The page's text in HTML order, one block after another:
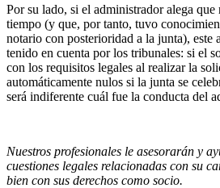
Por su lado, si el administrador alega
tiempo (y que, por tanto, tuvo
notario con posterioridad a la junta), este
tenido en cuenta por los tribunales: si el
con los requisitos legales al realizar la
automáticamente nulos si la junta se
será indiferente cuál fue la conducta del
Nuestros profesionales le asesorarán y
cuestiones legales relacionadas con su
bien con sus derechos como socio.